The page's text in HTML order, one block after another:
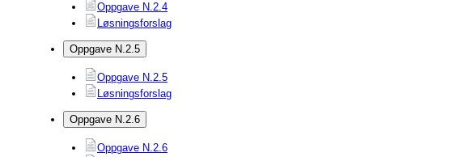
Oppgave N.2.4
Løsningsforslag
Oppgave N.2.5
Oppgave N.2.5
Løsningsforslag
Oppgave N.2.6
Oppgave N.2.6